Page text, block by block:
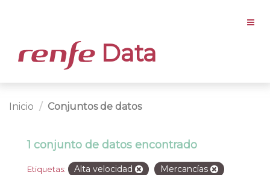
Data
Inicio Conjuntos de datos
1 conjunto de datos encontrado
Etiquetas: Alta velocidad
Mercancías